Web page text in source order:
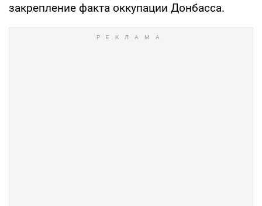
закрепление факта оккупации Донбасса.